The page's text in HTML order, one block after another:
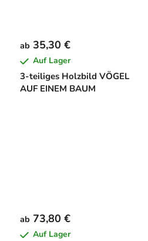
3-teiliges Holzbild VÖGEL
AUF EINEM BAUM
ab 35,30 €
Auf Lager
ab 73,80 €
Auf Lager